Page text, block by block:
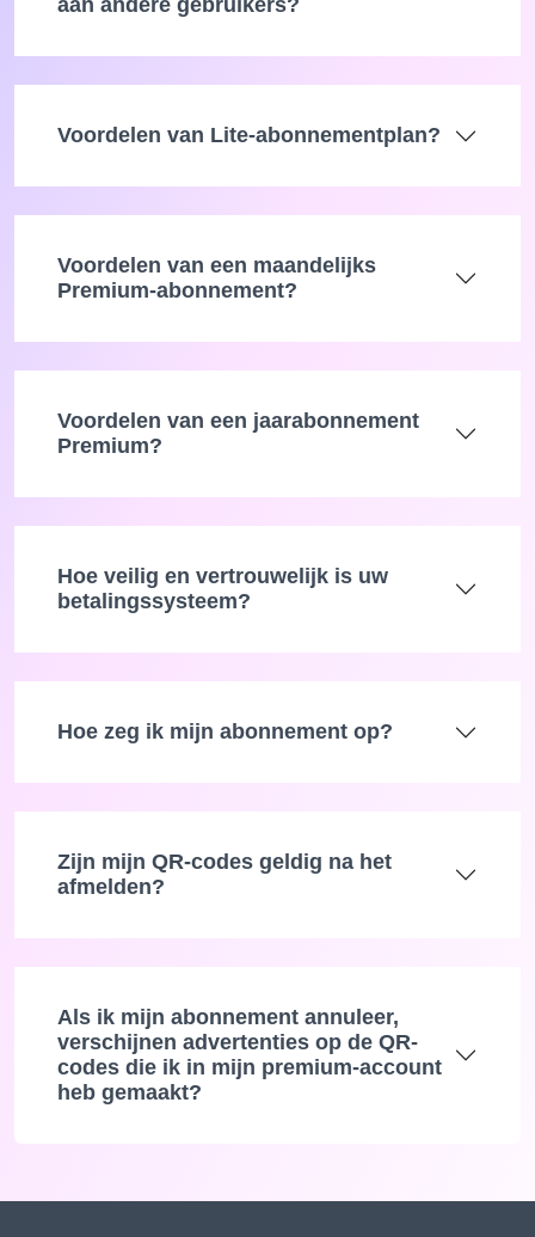
aan andere gebruikers?
Voordelen van Lite-abonnementplan?
Voordelen van een maandelijks
Premium-abonnement?
Voordelen van een jaarabonnement
Premium?
Hoe veilig en vertrouwelijk is uw
betalingssysteem?
Hoe zeg ik mijn abonnement op?
Zijn mijn QR-codes geldig na het
afmelden?
Als ik mijn abonnement annuleer,
verschijnen advertenties op de QR-
codes die ik in mijn premium-account
heb gemaakt?